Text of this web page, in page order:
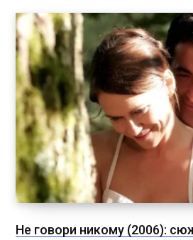
Не говори никому (2006):